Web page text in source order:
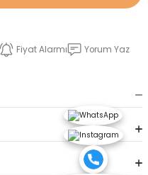
Fiyat Alarmı
Yorum Yaz